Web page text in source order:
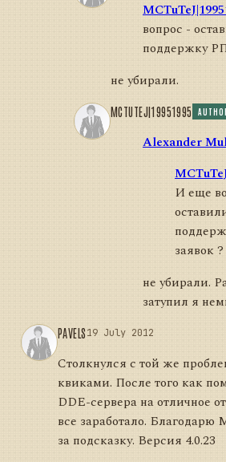
вопрос -
поддержку
не убирали.
MCTUTEJ|19951995
Alexander
И еще
заявок ?
не убирали.
затупил я
PAVELS19 July 2012
Столкнулся с той же
квиками. После того как
DDE-сервера на отличное
все заработало. Благодарю
за подсказку. Версия 4.0.23